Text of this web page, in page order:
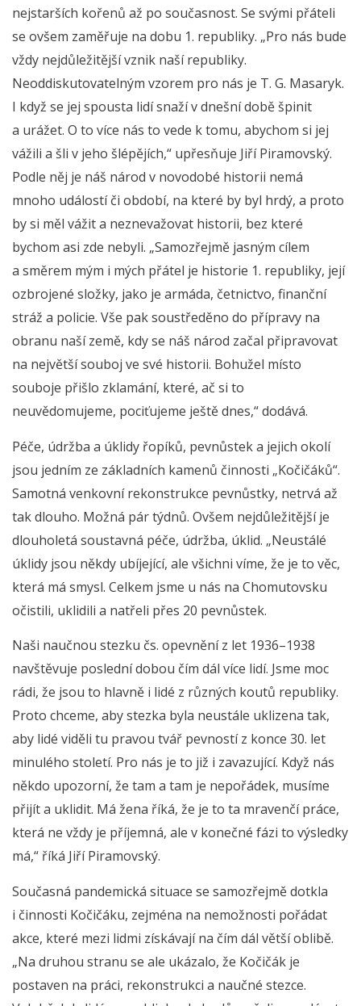
nejstarších kořenů až po současnost. Se svými přáteli
se ovšem zaměřuje na dobu 1. republiky. „Pro nás bude
vždy nejdůležitější vznik naší republiky.
Neoddiskutovatelným vzorem pro nás je T. G. Masaryk.
I když se jej spousta lidí snaží v dnešní době špinit
a urážet. O to více nás to vede k tomu, abychom si jej
vážili a šli v jeho šlépějích,“ upřesňuje Jiří Piramovský.
Podle něj je náš národ v novodobé historii nemá
mnoho událostí či období, na které by byl hrdý, a proto
by si měl vážit a neznevažovat historii, bez které
bychom asi zde nebyli. „Samozřejmě jasným cílem
a směrem mým i mých přátel je historie 1. republiky, její
ozbrojené složky, jako je armáda, četnictvo, finanční
stráž a policie. Vše pak soustředěno do přípravy na
obranu naší země, kdy se náš národ začal připravovat
na největší souboj ve své historii. Bohužel místo
souboje přišlo zklamání, které, ač si to
neuvědomujeme, pociťujeme ještě dnes,“ dodává.
Péče, údržba a úklidy řopíků, pevnůstek a jejich okolí
jsou jedním ze základních kamenů činnosti „Kočičáků“.
Samotná venkovní rekonstrukce pevnůstky, netrvá až
tak dlouho. Možná pár týdnů. Ovšem nejdůležitější je
dlouholetá soustavná péče, údržba, úklid. „Neustálé
úklidy jsou někdy ubíjející, ale všichni víme, že je to věc,
která má smysl. Celkem jsme u nás na Chomutovsku
očistili, uklidili a natřeli přes 20 pevnůstek.
Naši naučnou stezku čs. opevnění z let 1936–1938
navštěvuje poslední dobou čím dál více lidí. Jsme moc
rádi, že jsou to hlavně i lidé z různých koutů republiky.
Proto chceme, aby stezka byla neustále uklizena tak,
aby lidé viděli tu pravou tvář pevností z konce 30. let
minulého století. Pro nás je to již i zavazující. Když nás
někdo upozorní, že tam a tam je nepořádek, musíme
přijít a uklidit. Má žena říká, že je to ta mravenčí práce,
která ne vždy je příjemná, ale v konečné fázi to výsledky
má,“ říká Jiří Piramovský.
Současná pandemická situace se samozřejmě dotkla
i činnosti Kočičáku, zejména na nemožnosti pořádat
akce, které mezi lidmi získávají na čím dál větší oblibě.
„Na druhou stranu se ale ukázalo, že Kočičák je
postaven na práci, rekonstrukci a naučné stezce.